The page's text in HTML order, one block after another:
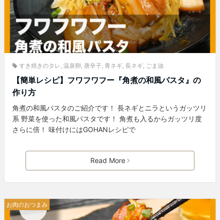
すき焼きのタレ 温泉卵 唐辛子 青ネギ 長ネギ ごま油
【簡単レシピ】フワフワフー『角煮の和風パスタ』の
作り方
角煮の和風パスタのご紹介です！ 長ネギとニラというガッツリ
系 野菜を使った和風パスタです！ 角煮も入るからガッツリ度
さらに倍！ 味付けにはGOHANレシピで
Read More
お肉のおつまみ